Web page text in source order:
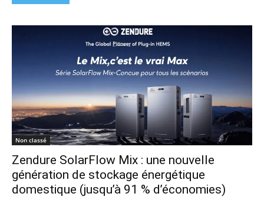
Non classé
Zendure SolarFlow Mix : une nouvelle
génération de stockage énergétique
domestique (jusqu’à 91 % d’économies)